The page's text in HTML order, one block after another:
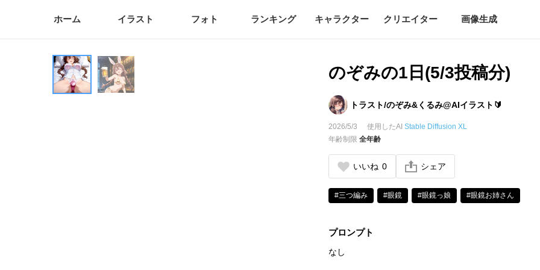
ホーム イラスト フォト ランキング キャラクター クリエイター 画像生成
のぞみの1日(5/3投稿分)
トラスト/のぞみ&くるみ@AIイラスト🔰
2026/5/3 使用したAIStable Diffusion XL
年齢制限全年齢
いいね 0 シェア
#三つ編み #眼鏡 #眼鏡っ娘 #眼鏡お姉さん
プロンプト
なし